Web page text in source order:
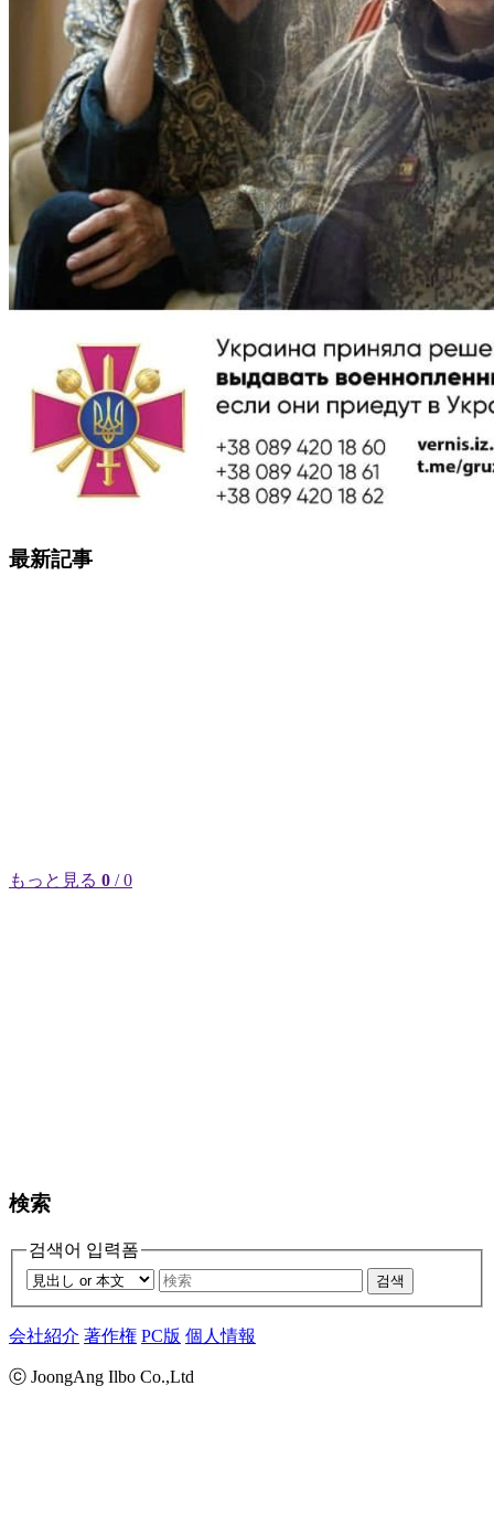
最新記事
もっと見る 0 / 0
検索
검색어 입력폼
검색
会社紹介 著作権 PC版 個人情報
ⓒ JoongAng Ilbo Co.,Ltd